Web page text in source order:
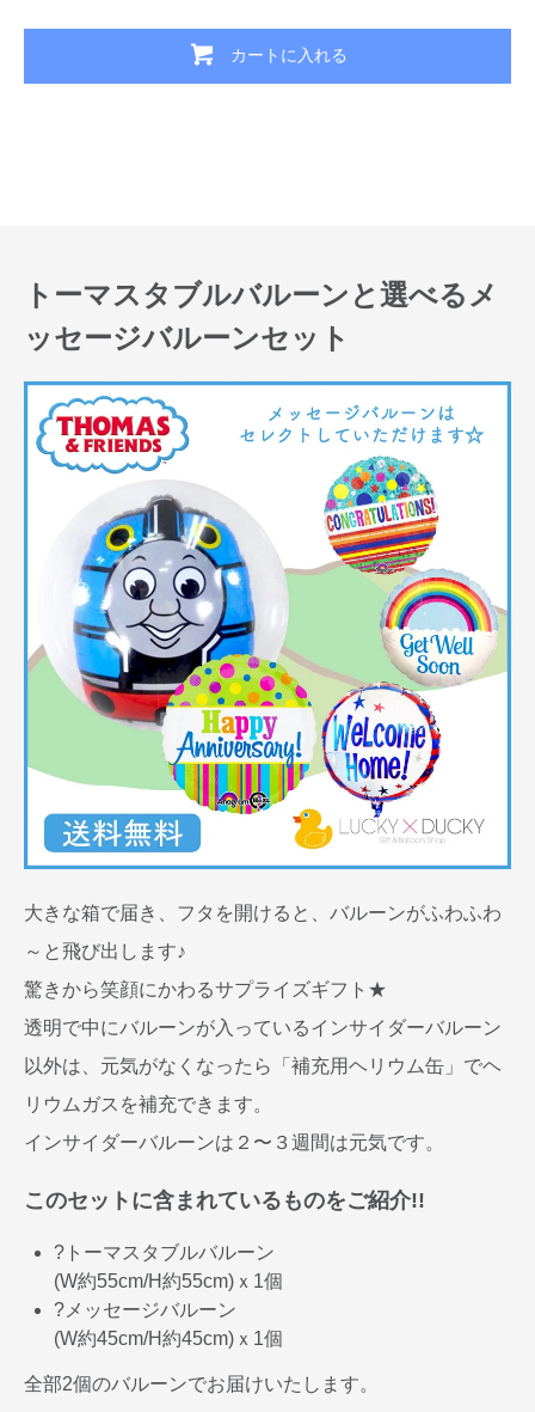
カートに入れる
トーマスタブルバルーンと選べるメ
ッセージバルーンセット
大きな箱で届き、フタを開けると、バルーンがふわふわ
～と飛び出します♪
驚きから笑顔にかわるサプライズギフト★
透明で中にバルーンが入っているインサイダーバルーン
以外は、元気がなくなったら「補充用ヘリウム缶」でヘ
リウムガスを補充できます。
インサイダーバルーンは２〜３週間は元気です。
このセットに含まれているものをご紹介!!
?トーマスタブルバルーン
(W約55cm/H約55cm)ｘ1個
?メッセージバルーン
(W約45cm/H約45cm)ｘ1個
全部2個のバルーンでお届けいたします。